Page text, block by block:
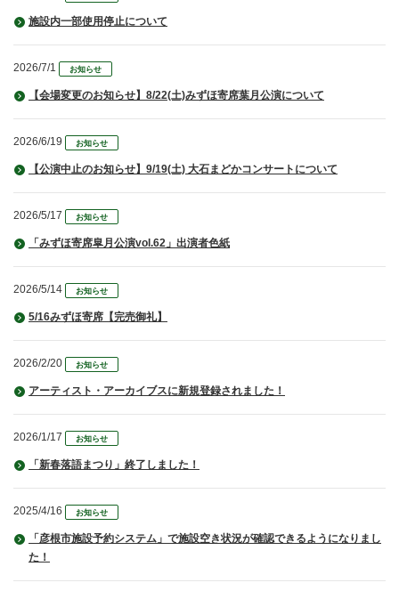
施設内一部使用停止について
2026/7/1 お知らせ
【会場変更のお知らせ】8/22(土)みずほ寄席葉月公演について
2026/6/19 お知らせ
【公演中止のお知らせ】9/19(土) 大石まどかコンサートについて
2026/5/17 お知らせ
「みずほ寄席皐月公演vol.62」出演者色紙
2026/5/14 お知らせ
5/16みずほ寄席【完売御礼】
2026/2/20 お知らせ
アーティスト・アーカイブスに新規登録されました！
2026/1/17 お知らせ
「新春落語まつり」終了しました！
2025/4/16 お知らせ
「彦根市施設予約システム」で施設空き状況が確認できるようになりまし
た！